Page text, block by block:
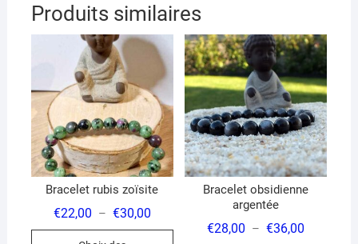
Produits similaires
Bracelet rubis zoïsite
€22,00 – €30,00Plage
Ce
Bracelet obsidienne
argentée
€28,00 – €36,00